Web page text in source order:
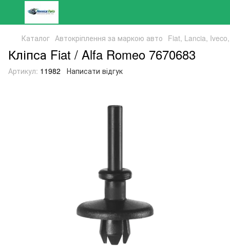
Каталог Автокріплення за маркою авто Fiat, Lancia,
Кліпса Fiat / Alfa Romeo 7670683
Артикул: 11982 Написати відгук